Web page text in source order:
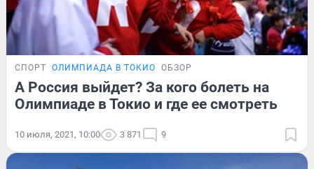
СПОРТ ОЛИМПИАДА В ТОКИО ОБЗОР
А Россия выйдет? За кого болеть на
Олимпиаде в Токио и где ее смотреть
10 июля, 2021, 10:00 3 871 9